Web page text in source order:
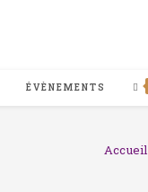
ÉVÈNEMENTS
Accueil